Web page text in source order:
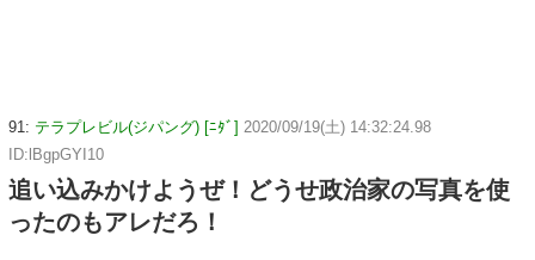
91: テラプレビル(ジパング) [ﾆﾀﾞ] 2020/09/19(土) 14:32:24.98
ID:lBgpGYI10
追い込みかけようぜ！どうせ政治家の写真を使
ったのもアレだろ！